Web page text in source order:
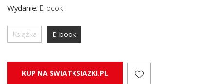
Wydanie: E-book
Książka E-book
KUP NA SWIATKSIAZKI.PL